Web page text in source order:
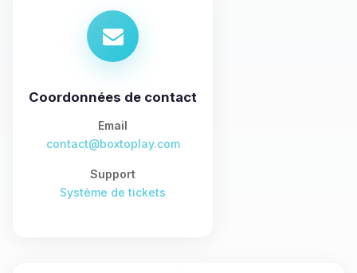
Coordonnées de contact
Email
contact@boxtoplay.com
Support
Système de tickets
Youpi, enfin quelqu’un pour me
parler ! Moi c’est Choupy, ton petit
assistant BoxToPlay. Dis-moi ce dont
tu as besoin et je vais remuer mes
09/08/2026 à 17:10